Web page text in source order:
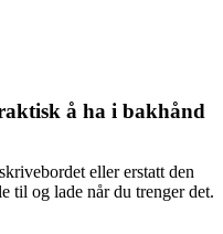
å ha i bakhånd
eller erstatt den
til og lade når du trenger det.